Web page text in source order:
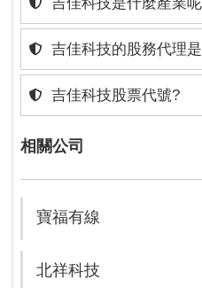
吉佳科技的股務代理
吉佳科技股票代號?
相關公司
寶福有線
北祥科技